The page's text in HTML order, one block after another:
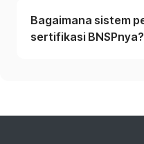
Bagaimana sistem
sertifikasi BNSPnya?